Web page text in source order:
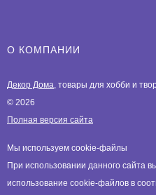
О КОМПАНИИ
Декор Дома, товары для хобби и
© 2026
Полная версия сайта
Мы используем cookie-файлы
При использовании данного сайта
использование cookie-файлов в